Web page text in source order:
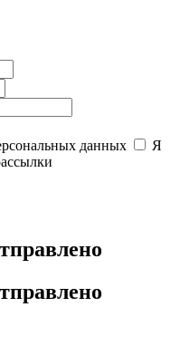
данных
Я